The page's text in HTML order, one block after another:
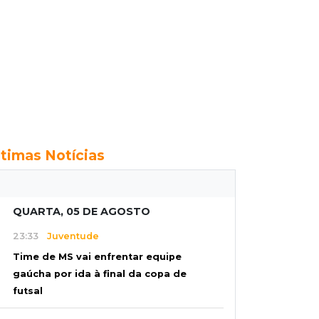
Notícias
QUARTA, 05 DE AGOSTO
23:33 Juventude
Time de MS vai enfrentar equipe
gaúcha por ida à final da copa de
futsal